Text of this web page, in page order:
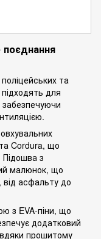
поєднання
та
для
забезпечуючи
Cordura, що
Підошва з
малюнок, що
від асфальту до
з EVA-піни, що
додатковий
прошитому